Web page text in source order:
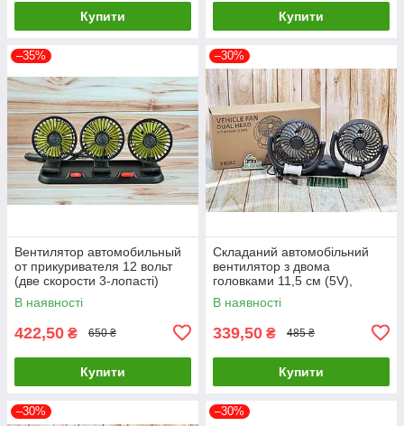
Купити Купити
–35%
Вентилятор автомобильный
от прикуривателя 12 вольт
(две скорости 3-лопасті)
Ø-11см
В наявності
422,50 ₴ 650 ₴
Купити
–30%
Складаний автомобільний
вентилятор з двома
головками 11,5 см (5V),
кабель 140 см, наліпки для
паркування F4502
В наявності
339,50 ₴ 485 ₴
Купити
–30% –30%